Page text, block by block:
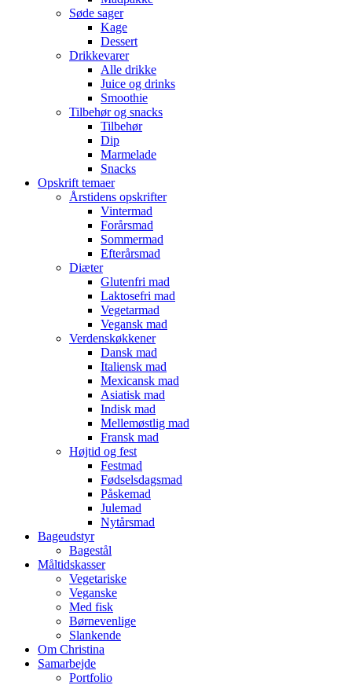
Søde sager
Kage
Dessert
Drikkevarer
Alle drikke
Juice og drinks
Smoothie
Tilbehør og snacks
Tilbehør
Dip
Marmelade
Snacks
Opskrift temaer
Årstidens opskrifter
Vintermad
Forårsmad
Sommermad
Efterårsmad
Diæter
Glutenfri mad
Laktosefri mad
Vegetarmad
Vegansk mad
Verdenskøkkener
Dansk mad
Italiensk mad
Mexicansk mad
Asiatisk mad
Indisk mad
Mellemøstlig mad
Fransk mad
Højtid og fest
Festmad
Fødselsdagsmad
Påskemad
Julemad
Nytårsmad
Bageudstyr
Bagestål
Måltidskasser
Vegetariske
Veganske
Med fisk
Børnevenlige
Slankende
Om Christina
Samarbejde
Portfolio